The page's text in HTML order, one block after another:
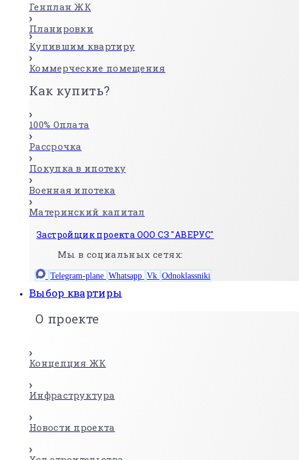
Генплан ЖК
Планировки
Купившим квартиру
Коммерческие помещения
Как купить?
100% Оплата
Рассрочка
Покупка в ипотеку
Военная ипотека
Материнский капитал
Застройщик проекта ООО СЗ "АВЕРУС"
Мы в социальных сетях:
Telegram-plane Whatsapp Vk Odnoklassniki
Выбор квартиры
О проекте
Концепция ЖК
Инфраструктура
Новости проекта